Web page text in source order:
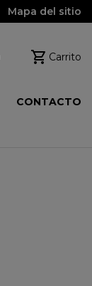
Mapa del sitio
 Carrito
CONTACTO